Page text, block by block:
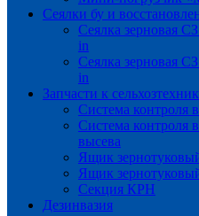
Сеялки бу и
Сеялка зерновая
in
Сеялка зерновая
in
Запчасти к
Система контроля
Система контроля
высева
Ящик
Ящик
Секция КРН
Дезинвазия